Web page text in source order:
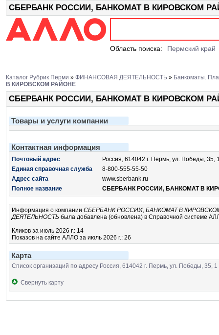
СБЕРБАНК РОССИИ, БАНКОМАТ В КИРОВСКОМ
Область поиска: Пермский край
Каталог Рубрик Перми » ФИНАНСОВАЯ ДЕЯТЕЛЬНОСТЬ » Банкоматы.
В КИРОВСКОМ РАЙОНЕ
СБЕРБАНК РОССИИ, БАНКОМАТ В КИРОВСКОМ
Товары и услуги компании
Контактная информация
Почтовый адрес
Россия, 614042 г. Пермь, ул. Победы, 35,
Единая справочная служба
8-800-555-55-50
Адрес сайта
www.sberbank.ru
Полное название
СБЕРБАНК РОССИИ, БАНКОМАТ В
Информация о компании СБЕРБАНК РОССИИ, БАНКОМАТ В
ДЕЯТЕЛЬНОСТЬ была добавлена (обновлена) в Справочной системе
Кликов за июль 2026 г.: 14
Показов на сайте АЛЛО за июль 2026 г.: 26
Карта
Список организаций по адресу Россия, 614042 г. Пермь, ул. Победы, 35,
Свернуть карту